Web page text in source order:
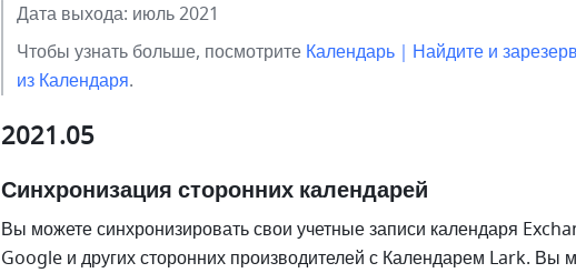
Дата выхода: июль 2021
Чтобы узнать больше, посмотрите Календарь｜Найдите и
из Календаря.
2021.05
Синхронизация сторонних календарей
Вы можете синхронизировать свои учетные записи календаря
Google и других сторонних производителей с Календарем Lark. Вы